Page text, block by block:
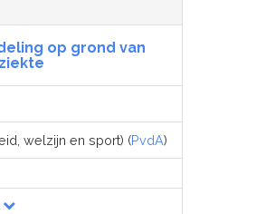
op grond van
welzijn en sport) (PvdA)